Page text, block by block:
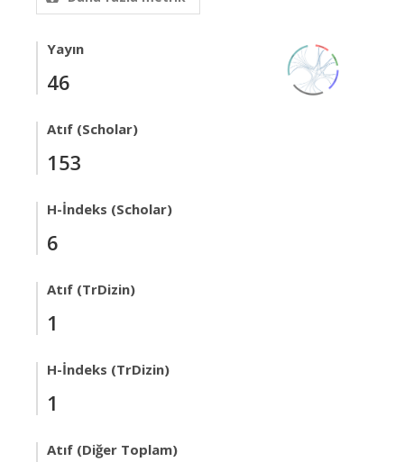
Yayın
46
Atıf (Scholar)
153
H-İndeks (Scholar)
6
Atıf (TrDizin)
1
H-İndeks (TrDizin)
1
Atıf (Diğer Toplam)